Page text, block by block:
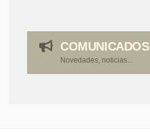
COMUNICADOS
Novedades, noticias...